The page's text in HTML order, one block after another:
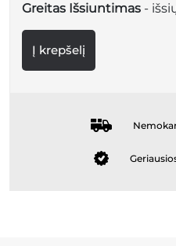
Greitas Išsiuntimas -
Į krepšelį